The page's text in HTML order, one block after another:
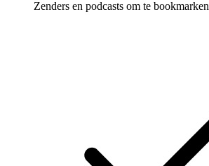
Zenders en podcasts om te bookmarken